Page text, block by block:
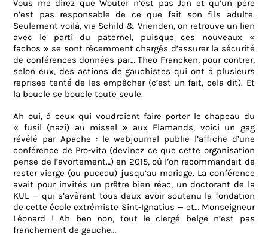
Vous me direz que Wouter n’est pas Jan et qu’un père
n’est pas responsable de ce que fait son fils adulte.
Seulement voilà, via Schild & Vrienden, on retrouve un lien
avec le parti du paternel, puisque ces nouveaux «
fachos » se sont récemment chargés d’assurer la sécurité
de conférences données par… Theo Francken, pour contrer,
selon eux, des actions de gauchistes qui ont à plusieurs
reprises tenté de les empêcher (c’est un fait, cela dit). Et
la boucle se boucle toute seule.
Ah oui, à ceux qui voudraient faire porter le chapeau du
« fusil (nazi) au missel » aux Flamands, voici un gag
révélé par Apache : le webjournal publie l’affiche d’une
conférence de Pro-vita (devinez ce que cette organisation
pense de l’avortement…) en 2015, où l’on recommandait de
rester vierge (ou puceau) jusqu’au mariage. La conférence
avait pour invités un prêtre bien réac, un doctorant de la
KUL — qui s’avèrent tous deux avoir soutenu la fondation
de cette école extrémiste Sint-Ignatius — et… Monseigneur
Léonard ! Ah ben non, tout le clergé belge n’est pas
franchement de gauche…